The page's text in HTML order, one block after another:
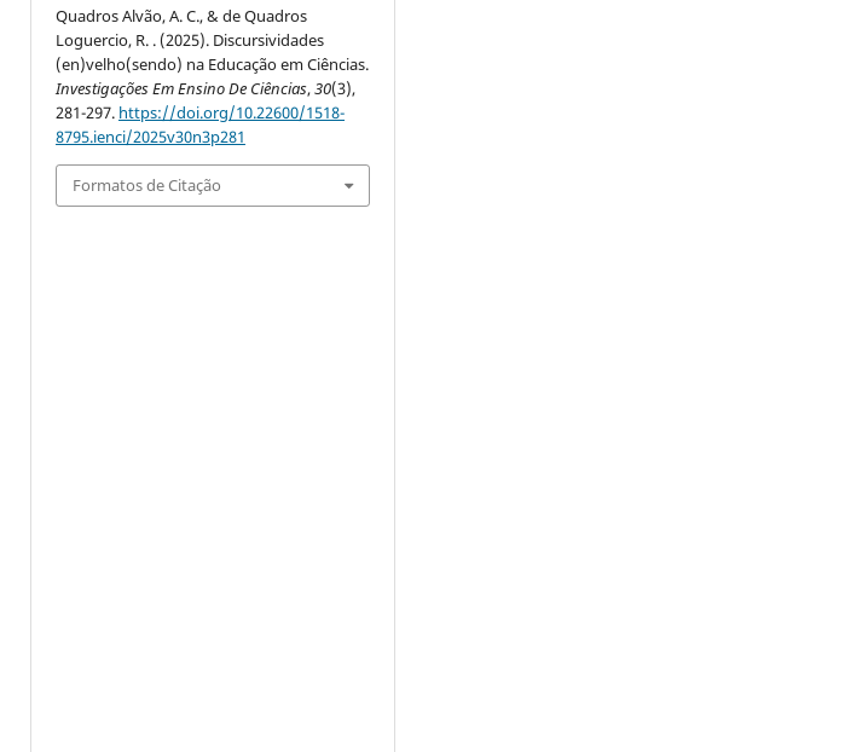
Quadros Alvão, A. C., & de Quadros
Loguercio, R. . (2025). Discursividades
(en)velho(sendo) na Educação em Ciências.
Investigações Em Ensino De Ciências,30(3),
281-297. https://doi.org/10.22600/1518-
8795.ienci/2025v30n3p281
Formatos de Citação